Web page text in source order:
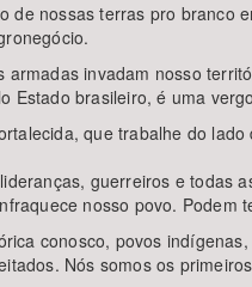
de nossas terras pro branco
armadas invadam nosso
Estado brasileiro, é uma
que trabalhe do
guerreiros e todas
nosso povo. Podem
conosco, povos
Nós somos os